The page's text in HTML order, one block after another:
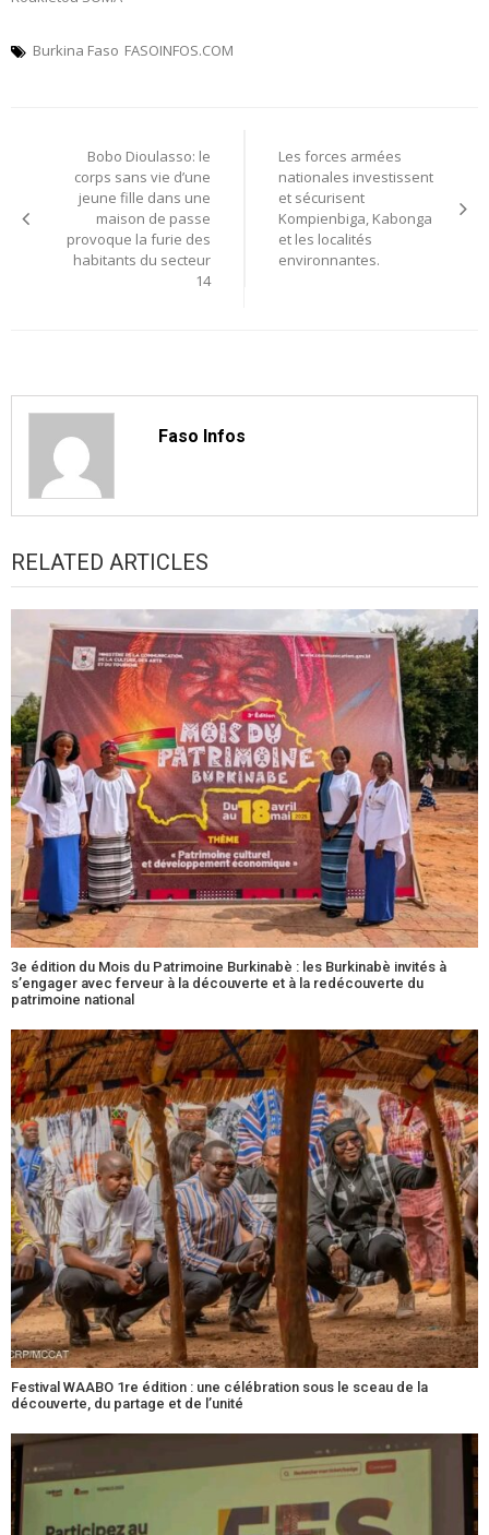
Burkina Faso FASOINFOS.COM
l’article
Bobo Dioulasso: le
corps sans vie d’une
jeune fille dans une
maison de passe
provoque la furie des
habitants du secteur
14
Les forces armées
nationales investissent
et sécurisent
Kompienbiga, Kabonga
et les localités
environnantes.
Faso Infos
RELATED ARTICLES
3e édition du Mois du Patrimoine Burkinabè : les Burkinabè invités à
s’engager avec ferveur à la découverte et à la redécouverte du
patrimoine national
Festival WAABO 1re édition : une célébration sous le sceau de la
découverte, du partage et de l’unité